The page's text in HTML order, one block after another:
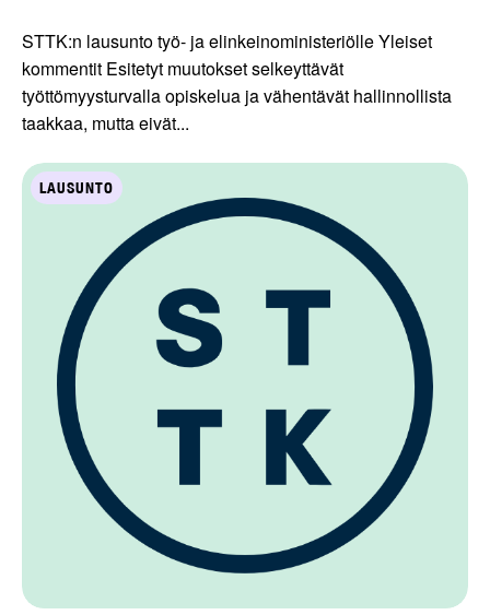
STTK:n lausunto työ- ja elinkeinoministeriölle Yleiset
kommentit Esitetyt muutokset selkeyttävät
työttömyysturvalla opiskelua ja vähentävät hallinnollista
taakkaa, mutta eivät...
LAUSUNTO